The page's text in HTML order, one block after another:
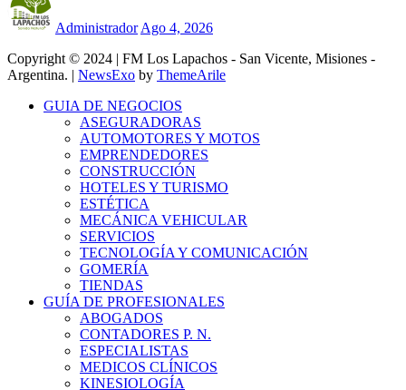
Administrador Ago 4, 2026
Copyright © 2024 | FM Los Lapachos - San Vicente, Misiones -
Argentina. | NewsExo by ThemeArile
GUIA DE NEGOCIOS
ASEGURADORAS
AUTOMOTORES Y MOTOS
EMPRENDEDORES
CONSTRUCCIÓN
HOTELES Y TURISMO
ESTÉTICA
MECÁNICA VEHICULAR
SERVICIOS
TECNOLOGÍA Y COMUNICACIÓN
GOMERÍA
TIENDAS
GUÍA DE PROFESIONALES
ABOGADOS
CONTADORES P. N.
ESPECIALISTAS
MEDICOS CLÍNICOS
KINESIOLOGÍA